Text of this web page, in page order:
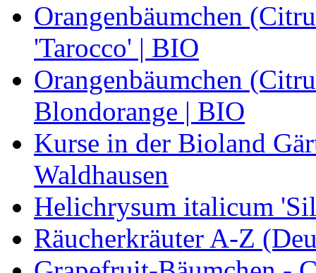
Orangenbäumchen
'Tarocco' | BIO
Orangenbäumchen
Blondorange | BIO
Kurse in der Bioland
Waldhausen
Helichrysum italicum
Räucherkräuter A-Z